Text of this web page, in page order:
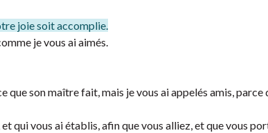
joie soit accomplie.
je vous ai aimés.
que son maître fait, mais je vous ai appelés amis, parce
et qui vous ai établis, afin que vous alliez, et que vous